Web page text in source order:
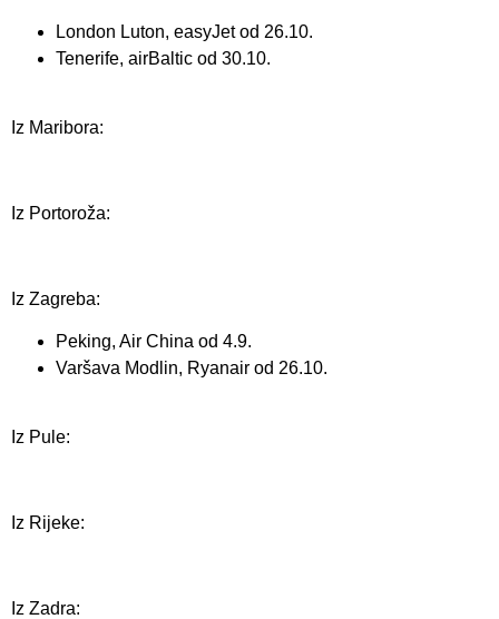
London Luton, easyJet od 26.10.
Tenerife, airBaltic od 30.10.
Iz Maribora:
Iz Portoroža:
Iz Zagreba:
Peking, Air China od 4.9.
Varšava Modlin, Ryanair od 26.10.
Iz Pule:
Iz Rijeke:
Iz Zadra: